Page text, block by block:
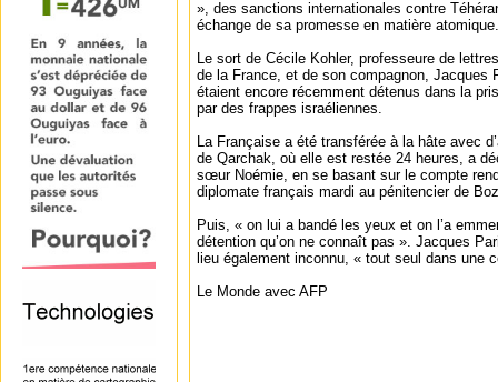
», des sanctions internationales contre
échange de sa promesse en matière atomique.
Le sort de Cécile Kohler, professeure de
de la France, et de son compagnon, Jacques
étaient encore récemment détenus dans la
par des frappes israéliennes.
La Française a été transférée à la hâte avec
de Qarchak, où elle est restée 24 heures, a
sœur Noémie, en se basant sur le compte
diplomate français mardi au pénitencier de
Puis, « on lui a bandé les yeux et on l’a
détention qu’on ne connaît pas ». Jacques
lieu également inconnu, « tout seul dans une
Le Monde avec AFP